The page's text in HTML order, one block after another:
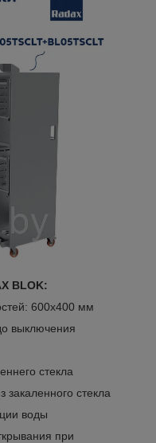
BLOK:
600х400 мм
выключения
стекла
закаленного стекла
воды
при